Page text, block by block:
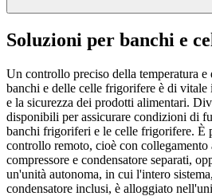
Soluzioni per banchi e
Un controllo preciso della temperatura e
banchi e delle celle frigorifere è di vitale
e la sicurezza dei prodotti alimentari.
disponibili per assicurare condizioni di
banchi frigoriferi e le celle frigorifere. È
controllo remoto, cioè con collegamento
compressore e condensatore separati,
un'unità autonoma, in cui l'intero
condensatore inclusi, è alloggiato